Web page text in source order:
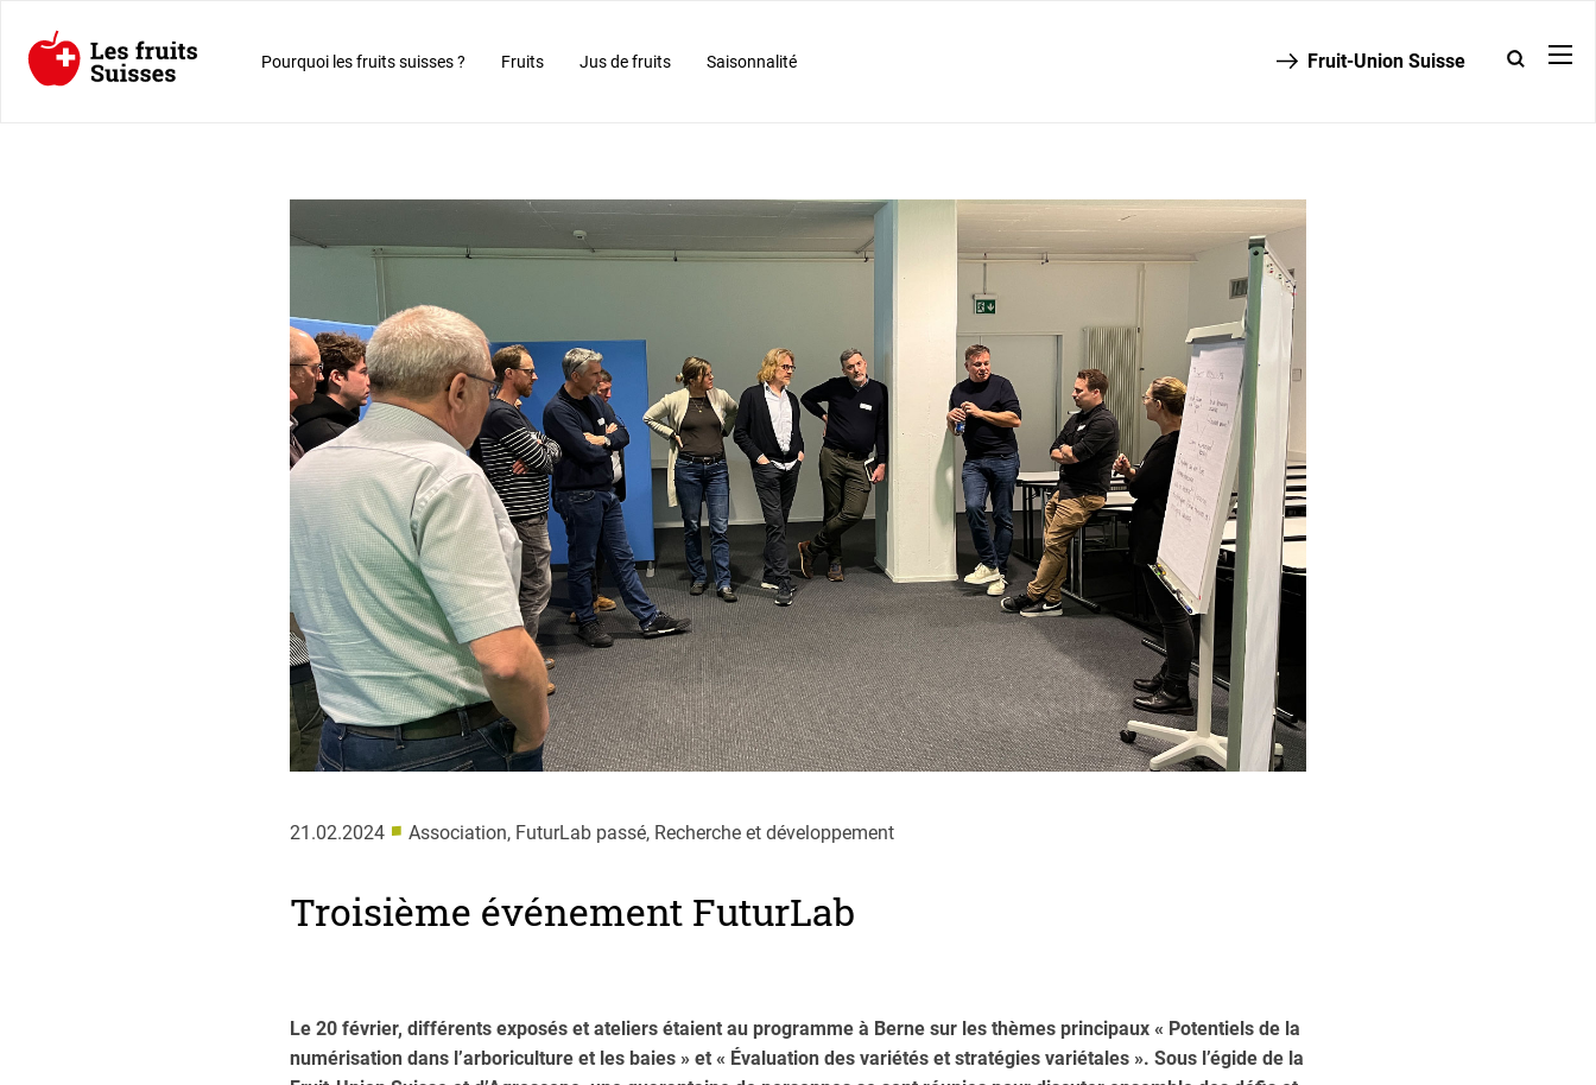
Pourquoi les fruits suisses ? Fruits Jus de fruits Saisonnalité Fruit-Union Suisse
21.02.2024 ■ Association, FuturLab passé, Recherche et développement
Troisième événement FuturLab
Le 20 février, différents exposés et ateliers étaient au programme à Berne sur les thèmes principaux « Potentiels de la
numérisation dans l’arboriculture et les baies » et « Évaluation des variétés et stratégies variétales ». Sous l’égide de la